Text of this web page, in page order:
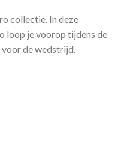
collectie. In deze
loop je voorop tijdens de
de wedstrijd.